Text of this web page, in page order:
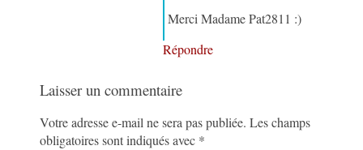
Merci Madame Pat2811 :)
Répondre
Laisser un commentaire
Votre adresse e-mail ne sera pas publiée. Les champs
obligatoires sont indiqués avec *